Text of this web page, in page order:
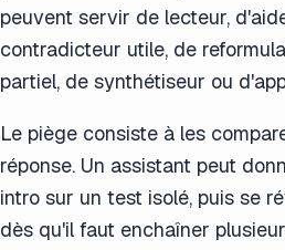
peuvent servir de lecteur,
contradicteur utile, de
partiel, de synthétiseur ou
Le piège consiste à les
réponse. Un assistant peut
intro sur un test isolé, puis se
dès qu'il faut enchaîner